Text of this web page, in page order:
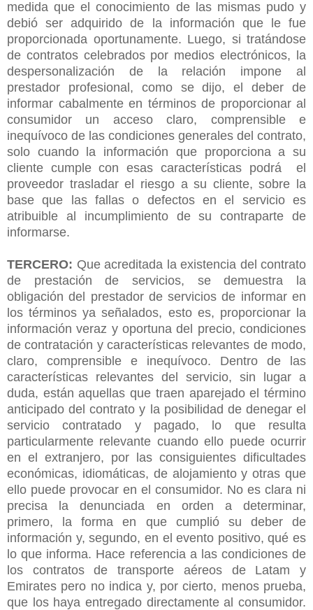
medida que el conocimiento de las mismas pudo y
debió ser adquirido de la información que le fue
proporcionada oportunamente. Luego, si tratándose
de contratos celebrados por medios electrónicos, la
despersonalización de la relación impone al
prestador profesional, como se dijo, el deber de
informar cabalmente en términos de proporcionar al
consumidor un acceso claro, comprensible e
inequívoco de las condiciones generales del contrato,
solo cuando la información que proporciona a su
cliente cumple con esas características podrá el
proveedor trasladar el riesgo a su cliente, sobre la
base que las fallas o defectos en el servicio es
atribuible al incumplimiento de su contraparte de
informarse.
TERCERO: Que acreditada la existencia del contrato
de prestación de servicios, se demuestra la
obligación del prestador de servicios de informar en
los términos ya señalados, esto es, proporcionar la
información veraz y oportuna del precio, condiciones
de contratación y características relevantes de modo,
claro, comprensible e inequívoco. Dentro de las
características relevantes del servicio, sin lugar a
duda, están aquellas que traen aparejado el término
anticipado del contrato y la posibilidad de denegar el
servicio contratado y pagado, lo que resulta
particularmente relevante cuando ello puede ocurrir
en el extranjero, por las consiguientes dificultades
económicas, idiomáticas, de alojamiento y otras que
ello puede provocar en el consumidor. No es clara ni
precisa la denunciada en orden a determinar,
primero, la forma en que cumplió su deber de
información y, segundo, en el evento positivo, qué es
lo que informa. Hace referencia a las condiciones de
los contratos de transporte aéreos de Latam y
Emirates pero no indica y, por cierto, menos prueba,
que los haya entregado directamente al consumidor.